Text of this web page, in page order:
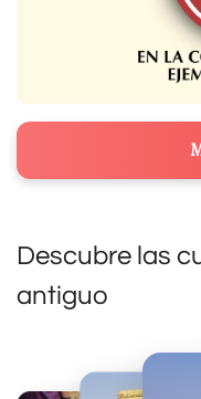
Descubre las
antiguo